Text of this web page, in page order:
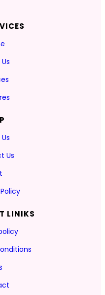
Us
LINIKS